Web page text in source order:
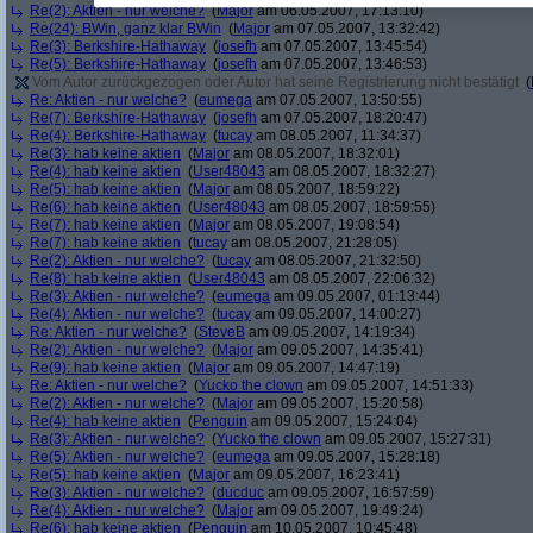
Re(2): Aktien - nur welche?(Majoram 06.05.2007, 17:13:10)
Re(24): BWin, ganz klar BWin (Major am 07.05.2007, 13:32:42)
Re(3): Berkshire-Hathaway (josefh am 07.05.2007, 13:45:54)
Re(5): Berkshire-Hathaway (josefh am 07.05.2007, 13:46:53)
Vom Autor zurückgezogen oder Autor hat seine Registrierung nicht bestätigt (
Re: Aktien - nur welche? (eumega am 07.05.2007, 13:50:55)
Re(7): Berkshire-Hathaway (josefh am 07.05.2007, 18:20:47)
Re(4): Berkshire-Hathaway (tucay am 08.05.2007, 11:34:37)
Re(3): hab keine aktien (Major am 08.05.2007, 18:32:01)
Re(4): hab keine aktien (User48043 am 08.05.2007, 18:32:27)
Re(5): hab keine aktien (Major am 08.05.2007, 18:59:22)
Re(6): hab keine aktien (User48043 am 08.05.2007, 18:59:55)
Re(7): hab keine aktien (Major am 08.05.2007, 19:08:54)
Re(7): hab keine aktien (tucay am 08.05.2007, 21:28:05)
Re(2): Aktien - nur welche? (tucay am 08.05.2007, 21:32:50)
Re(8): hab keine aktien (User48043 am 08.05.2007, 22:06:32)
Re(3): Aktien - nur welche? (eumega am 09.05.2007, 01:13:44)
Re(4): Aktien - nur welche? (tucay am 09.05.2007, 14:00:27)
Re: Aktien - nur welche? (SteveB am 09.05.2007, 14:19:34)
Re(2): Aktien - nur welche? (Major am 09.05.2007, 14:35:41)
Re(9): hab keine aktien (Major am 09.05.2007, 14:47:19)
Re: Aktien - nur welche? (Yucko the clown am 09.05.2007, 14:51:33)
Re(2): Aktien - nur welche? (Major am 09.05.2007, 15:20:58)
Re(4): hab keine aktien (Penguin am 09.05.2007, 15:24:04)
Re(3): Aktien - nur welche? (Yucko the clown am 09.05.2007, 15:27:31)
Re(5): Aktien - nur welche? (eumega am 09.05.2007, 15:28:18)
Re(5): hab keine aktien (Major am 09.05.2007, 16:23:41)
Re(3): Aktien - nur welche? (ducduc am 09.05.2007, 16:57:59)
Re(4): Aktien - nur welche? (Major am 09.05.2007, 19:49:24)
Re(6): hab keine aktien (Penguin am 10.05.2007, 10:45:48)